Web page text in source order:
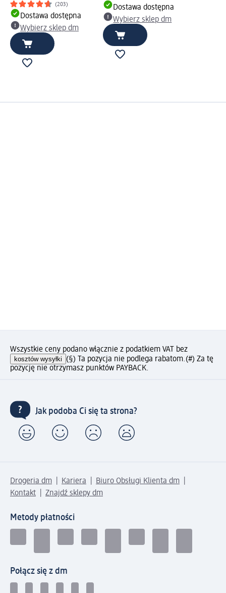
(203)
Dostawa dostępna
Wybierz sklep dm
Dostawa dostępna
Wybierz sklep dm
Wszystkie ceny podano włącznie z podatkiem VAT bez
kosztów wysyłki (§) Ta pozycja nie podlega rabatom.(#) Za tę
pozycję nie otrzymasz punktów PAYBACK.
Jak podoba Ci się ta strona?
Drogeria dm Kariera
Biuro Obsługi Klienta dm
Kontakt
Znajdź sklepy dm
Metody płatności
Połącz się z dm